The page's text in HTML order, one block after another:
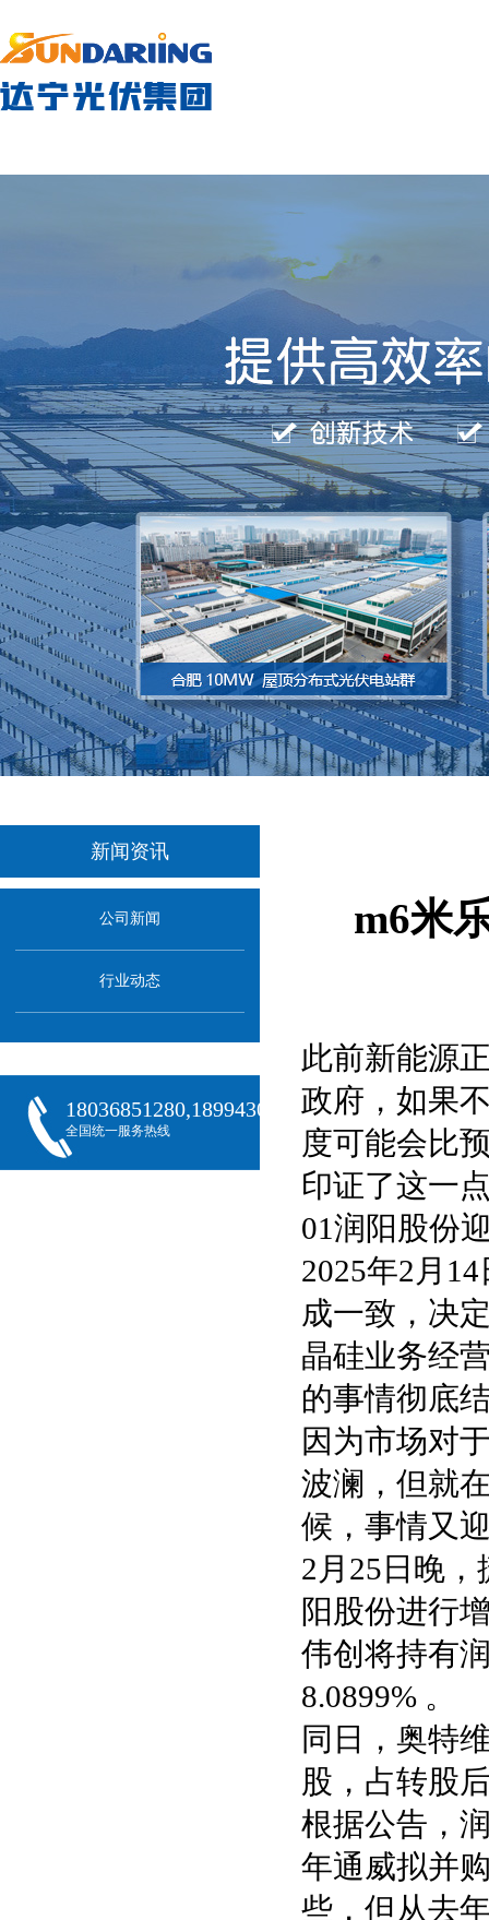
新闻资讯
公司新闻
行业动态
18036851280,18994301288,18068407382
全国统一服务热线
m6米
此前新能源
政府，如果
度可能会比
印证了这一
01润阳股份
2025年2月
成一致，决
晶硅业务经
的事情彻底
因为市场对
波澜，但就
候，事情又
2月25日晚
阳股份进行
伟创将持有
8.0899% 。
同日，奥特
股，占转股
根据公告，
年通威拟并
些，但从去